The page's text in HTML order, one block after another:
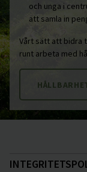
och unga i
att samla in
Vårt sätt att bidra
runt arbeta med